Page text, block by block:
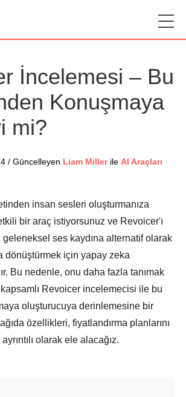
İncelemesi – Bu
Konuşmaya
mi?
/ Güncelleyen Liam Millerile AI Araçları
insan sesleri oluşturmanıza
bir araç istiyorsunuz ve Revoicer'ı
ses kaydına alternatif olarak
dönüştürmek için yapay zeka
Bu nedenle, onu daha fazla tanımak
Revoicer incelemecisi ile bu
oluşturucuya derinlemesine bir
özellikleri, fiyatlandırma planlarını
olarak ele alacağız.